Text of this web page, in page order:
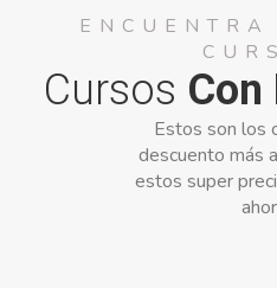
ENCUENTRA
Cursos Con
Estos son los
descuento más
estos super